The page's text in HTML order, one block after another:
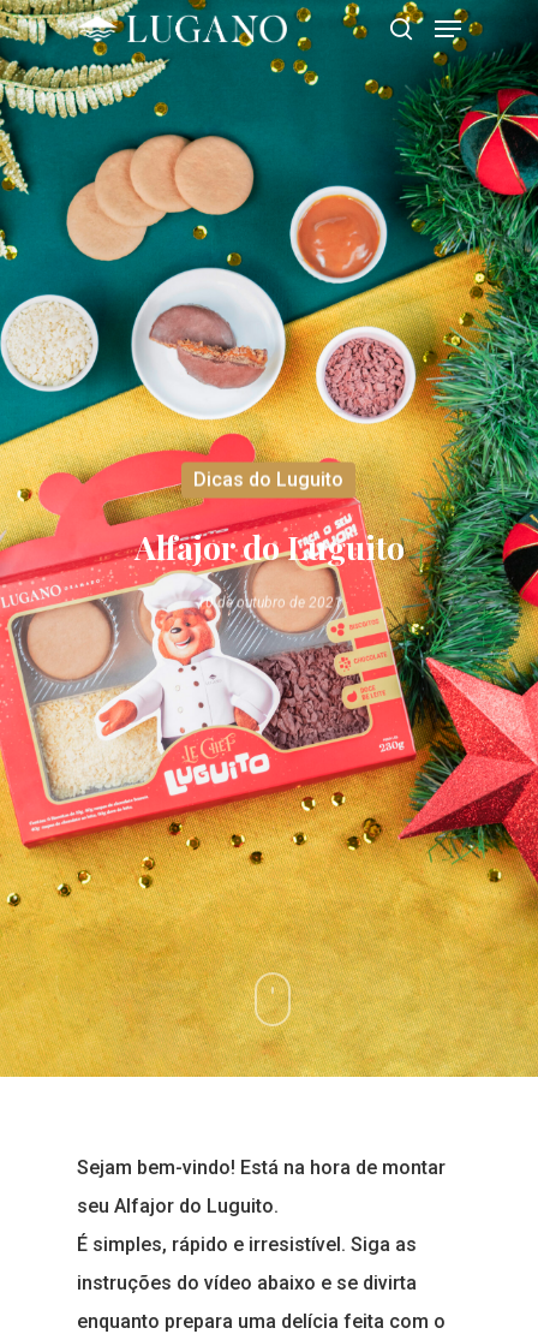
Hit enter to search or ESC to close
Dicas do Luguito
Alfajor do Luguito
10 de outubro de 2021
Sejam bem-vindo! Está na hora de montar
seu Alfajor do Luguito.
É simples, rápido e irresistível. Siga as
instruções do vídeo abaixo e se divirta
enquanto prepara uma delícia feita com o